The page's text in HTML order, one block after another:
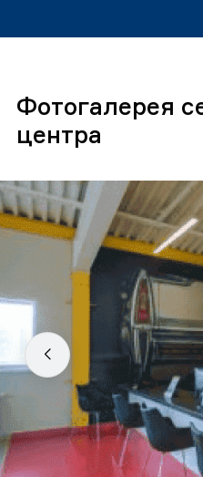
Фотогалерея
центра